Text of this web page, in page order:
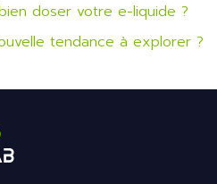
doser votre e-liquide ?
tendance à explorer ?